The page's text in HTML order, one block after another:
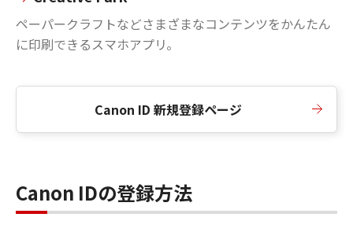
ペーパークラフトなどさまざまなコンテンツをかんたん
に印刷できるスマホアプリ。
Canon ID 新規登録ページ
Canon IDの登録方法